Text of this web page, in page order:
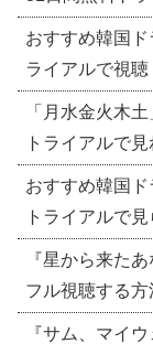
おすすめ韓国
ライアルで視
「月水金火木
トライアルで見
おすすめ韓国
トライアルで
『星から来た
フル視聴する方
『サム、マイ